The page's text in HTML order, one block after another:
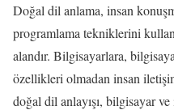
Doğal dil anlama, insan
programlama tekniklerini
alandır. Bilgisayarlara,
özellikleri olmadan insan
doğal dil anlayışı, bilgisayar